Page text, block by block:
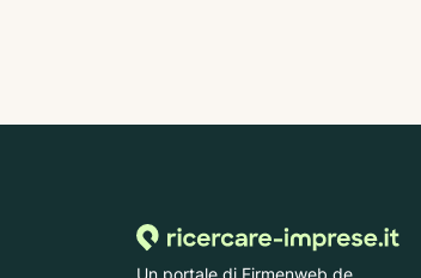
Un portale di Firmenweb.de